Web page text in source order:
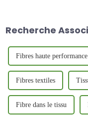
que la protection
Recherche
Fibres haute performance
Fibres textiles
Fibre dans le tissu